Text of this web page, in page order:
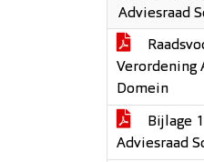
Adviesraad
Verordening
Domein
Bijlage
Adviesraad